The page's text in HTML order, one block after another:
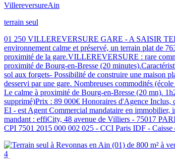
VillereversureAin
terrain seul
01 250 VILLEREVERSURE GARE - A SAISIR
environnement calme et préservé, un terrain plat de
proximité de la gare.VILLEREVERSURE : rare
proximité de Bourg-en-Bresse (20
sol aux forgets- Possibilité de construire une maison
desservi par une gare. Nombreuses commodités
Le calme à proximité de Bourg-en-Bresse (20 mn).
supprimé)Prix : 89 000€ Honoraires d'Agence Inclus,
EI - est Agent Commercial mandataire en immobilier,
mandant : effiCity, 48 avenue de Villiers - 75017
CPI 7501 2015 000 002 025 - CCI Paris IDF -
4